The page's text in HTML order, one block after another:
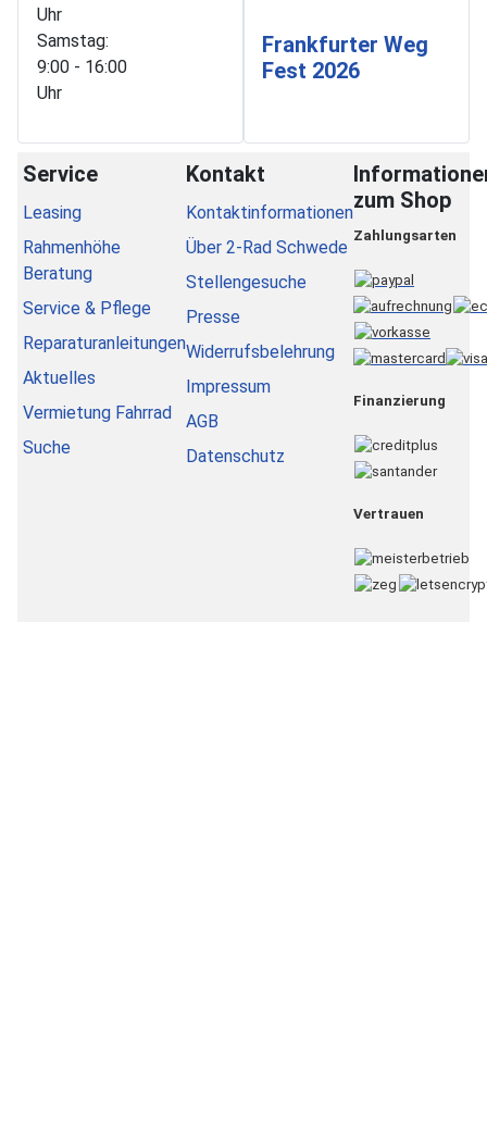
Uhr
Samstag:
9:00 - 16:00
Uhr
Frankfurter Weg
Fest 2026
Service
Leasing
Rahmenhöhe
Beratung
Service & Pflege
Reparaturanleitungen
Aktuelles
Vermietung Fahrrad
Suche
Kontakt
Kontaktinformationen
Über 2-Rad Schwede
Stellengesuche
Presse
Widerrufsbelehrung
Impressum
AGB
Datenschutz
zum Shop
Zahlungsarten
Finanzierung
Vertrauen